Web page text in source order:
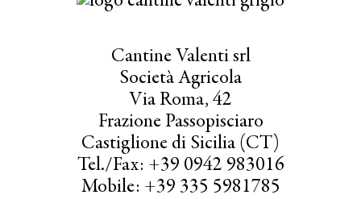
Cantine Valenti srl
Società Agricola
Via Roma, 42
Frazione Passopisciaro
Castiglione di Sicilia (CT)
Tel./Fax: +39 0942 983016
Mobile: +39 335 5981785